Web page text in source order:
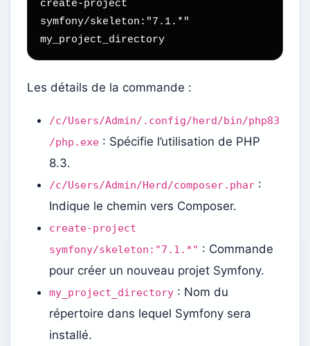
create-project
symfony/skeleton:"7.1.*"
my_project_directory
Les détails de la commande :
/c/Users/Admin/.config/herd/bin/php83
/php.exe : Spécifie l’utilisation de PHP
8.3.
/c/Users/Admin/Herd/composer.phar :
Indique le chemin vers Composer.
create-project
symfony/skeleton:"7.1.*" : Commande
pour créer un nouveau projet Symfony.
my_project_directory : Nom du
répertoire dans lequel Symfony sera
installé.